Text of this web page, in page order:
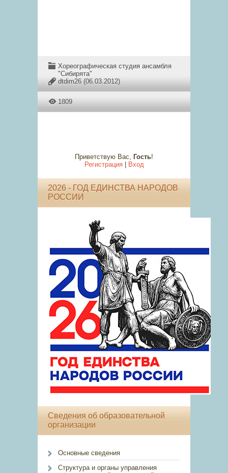
Хореографическая студия ансамбля
"Сибирята"
dtdim26 (06.03.2012)
1809
Приветствую Вас, Гость!
Регистрация| Вход
2026 - ГОД ЕДИНСТВА НАРОДОВ
РОССИИ
Сведения об образовательной
организации
Основные сведения
Структура и органы управления